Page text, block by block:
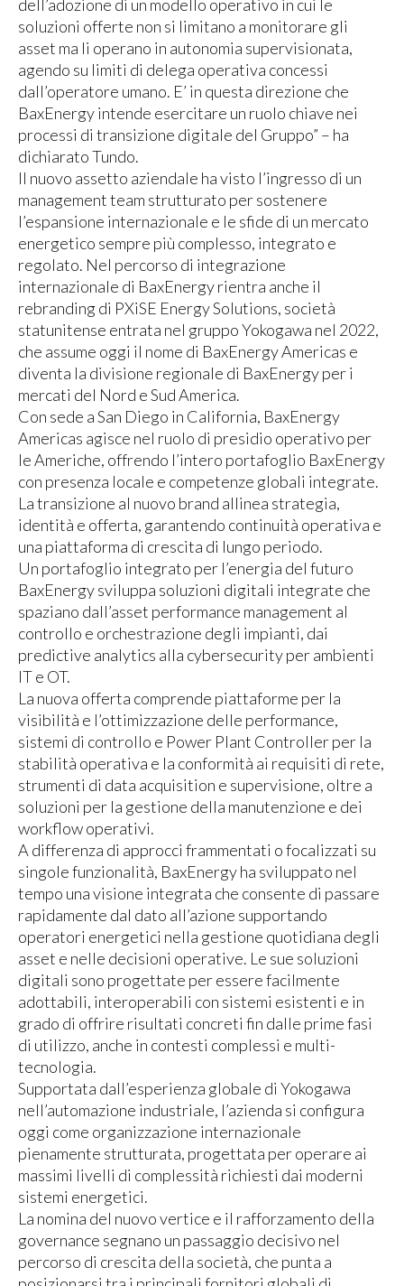
dell’adozione di un modello operativo in cui le
soluzioni offerte non si limitano a monitorare gli
asset ma li operano in autonomia supervisionata,
agendo su limiti di delega operativa concessi
dall’operatore umano. E’ in questa direzione che
BaxEnergy intende esercitare un ruolo chiave nei
processi di transizione digitale del Gruppo” – ha
dichiarato Tundo.
Il nuovo assetto aziendale ha visto l’ingresso di un
management team strutturato per sostenere
l’espansione internazionale e le sfide di un mercato
energetico sempre più complesso, integrato e
regolato. Nel percorso di integrazione
internazionale di BaxEnergy rientra anche il
rebranding di PXiSE Energy Solutions, società
statunitense entrata nel gruppo Yokogawa nel 2022,
che assume oggi il nome di BaxEnergy Americas e
diventa la divisione regionale di BaxEnergy per i
mercati del Nord e Sud America.
Con sede a San Diego in California, BaxEnergy
Americas agisce nel ruolo di presidio operativo per
le Americhe, offrendo l’intero portafoglio BaxEnergy
con presenza locale e competenze globali integrate.
La transizione al nuovo brand allinea strategia,
identità e offerta, garantendo continuità operativa e
una piattaforma di crescita di lungo periodo.
Un portafoglio integrato per l’energia del futuro
BaxEnergy sviluppa soluzioni digitali integrate che
spaziano dall’asset performance management al
controllo e orchestrazione degli impianti, dai
predictive analytics alla cybersecurity per ambienti
IT e OT.
La nuova offerta comprende piattaforme per la
visibilità e l’ottimizzazione delle performance,
sistemi di controllo e Power Plant Controller per la
stabilità operativa e la conformità ai requisiti di rete,
strumenti di data acquisition e supervisione, oltre a
soluzioni per la gestione della manutenzione e dei
workflow operativi.
A differenza di approcci frammentati o focalizzati su
singole funzionalità, BaxEnergy ha sviluppato nel
tempo una visione integrata che consente di passare
rapidamente dal dato all’azione supportando
operatori energetici nella gestione quotidiana degli
asset e nelle decisioni operative. Le sue soluzioni
digitali sono progettate per essere facilmente
adottabili, interoperabili con sistemi esistenti e in
grado di offrire risultati concreti fin dalle prime fasi
di utilizzo, anche in contesti complessi e multi-
tecnologia.
Supportata dall’esperienza globale di Yokogawa
nell’automazione industriale, l’azienda si configura
oggi come organizzazione internazionale
pienamente strutturata, progettata per operare ai
massimi livelli di complessità richiesti dai moderni
sistemi energetici.
La nomina del nuovo vertice e il rafforzamento della
governance segnano un passaggio decisivo nel
percorso di crescita della società, che punta a